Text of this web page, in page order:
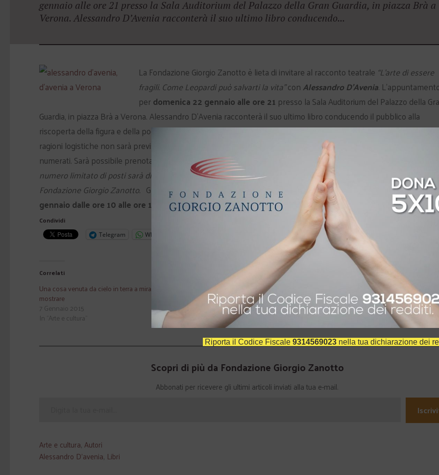
gennaio alle ore 21 presso la Sala Auditorium del Palazzo della Gran Guardia, in piazza Brà a
Verona. Alessandro D’Avenia racconterà il suo ultimo libro conducendo...
La Fondazione Giorgio Zanotto è lieta di invitare al racconto teatrale “L’arte di essere
fragili. Come Leopardi può salvarti la vita”con Alessandro D’Avenia.
perdomenica 22 gennaio alle ore 21 presso la Sala Auditorium del Palazzo della
Guardia, in piazza Brà a Verona. Alessandro D’Avenia racconterà il suo ultimo libro conducendo il pubblico alla
riscoperta della figura e della poesia di Giacomo Leopardi, proponendone una lettura appassionata e innovativa.
ragioni logistiche non sarà previsto il firmacopie.
L’ingresso è gratuito ma su prenotazione
numerati. Sarà possibile prenotarsi a partire dasabato 14 gennaio collegandosi al circuito
numero limitato di posti sarà disponibile anche su prenotazione telefonica rivolgendosi direttamente agli uffici
Fondazione Giorgio Zanotto. Gli interessati potranno chiamare il numero 045 9273112
da lunedì 16 a
gennaio dalle ore 10 alle ore 12
. Per ogni telefonata sarà possibile riservare al massimo tre ingressi.
Condividi
Telegram WhatsApp
Correlati
Una cosa venuta da cielo in terra a miracol
mostrare
7 Gennaio 2015
In "Arte e cultura"
Il volto incompiuto della bellezza
19 Ottobre 2012
In "Attualità"
“C’è da morire dal vivere” con la Fucina
Culturale Machiavelli
18 Gennaio 2016
In "Arte e cultura"
Scopri di più da Fondazione Giorgio Zanotto
Abbonati per ricevere gli ultimi articoli inviati alla tua e-mail.
Arte e cultura,Autori
Alessandro D'avenia, Libri
Riporta il Codice Fiscale 9314569023 nella tua dichiarazione dei